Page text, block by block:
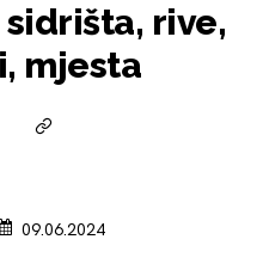
rive,
mjesta
09.06.2024